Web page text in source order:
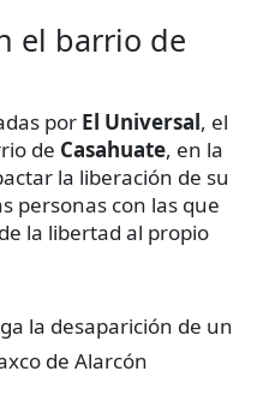
el barrio de
por El Universal, el
de Casahuate, en la
la liberación de su
personas con las que
la libertad al propio
la desaparición de un
de Alarcón